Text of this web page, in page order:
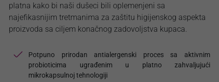
platna kako bi naši dušeci bili oplemenjeni sa
najefikasnijim tretmanima za zaštitu higijenskog aspekta
proizvoda sa ciljem konačnog zadovoljstva kupaca.
Potpuno prirodan antialergenski proces sa aktivnim
probioticima ugrađenim u platno zahvaljujući
mikrokapsulnoj tehnologiji